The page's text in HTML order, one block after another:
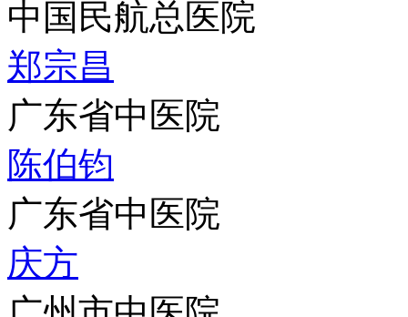
中国民航总医院
郑宗昌
广东省中医院
陈伯钧
广东省中医院
庆方